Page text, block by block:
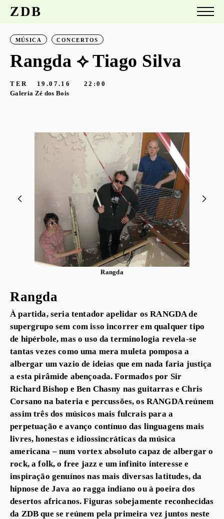
ZDB
MÚSICA CONCERTOS
Rangda ⟡ Tiago Silva
TER 19.07.16
22:00
Galeria Zé dos Bois
Rangda
Rangda
À partida, seria tentador apelidar os RANGDA de
supergrupo sem com isso incorrer em qualquer tipo
de hipérbole, mas o uso da terminologia revela-se
tantas vezes como uma mera muleta pomposa a
albergar um vazio de ideias que em nada faria justiça
a esta pirâmide abençoada. Formados por Sir
Richard Bishop e Ben Chasny nas guitarras e Chris
Corsano na bateria e percussões, os RANGDA reúnem
assim três dos músicos mais fulcrais para a
perpetuação e avanço contínuo das linguagens mais
livres, honestas e idiossincráticas da música
americana – num vortex absoluto capaz de albergar o
rock, a folk, o free jazz e um infinito interesse e
inspiração genuínos nas mais diversas latitudes, da
hipnose de Java ao ragga indiano ou à poeira dos
desertos africanos. Figuras sobejamente reconhecidas
da ZDB que se reúnem pela primeira vez juntos neste